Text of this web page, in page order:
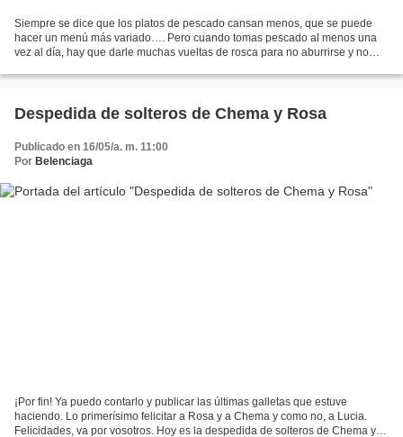
Siempre se dice que los platos de pescado cansan menos, que se puede
hacer un menú más variado…. Pero cuando tomas pescado al menos una
vez al día, hay que darle muchas vueltas de rosca para no aburrirse y no
Despedida de solteros de Chema y Rosa
Publicado en 16/05/a. m. 11:00
Por Belenciaga
¡Por fin! Ya puedo contarlo y publicar las últimas galletas que estuve
haciendo. Lo primerísimo felicitar a Rosa y a Chema y como no, a Lucia.
Felicidades, va por vosotros. Hoy es la despedida de solteros de Chema y